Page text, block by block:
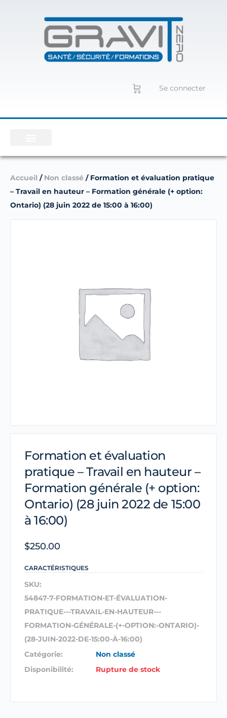
Se connecter
Accueil / Non classé / Formation et évaluation pratique
– Travail en hauteur – Formation générale (+ option:
Ontario) (28 juin 2022 de 15:00 à 16:00)
Formation et évaluation
pratique – Travail en hauteur –
Formation générale (+ option:
Ontario) (28 juin 2022 de 15:00
à 16:00)
$250.00
CARACTÉRISTIQUES
SKU:
54847-7-FORMATION-ET-ÉVALUATION-
PRATIQUE---TRAVAIL-EN-HAUTEUR---
FORMATION-GÉNÉRALE-(+-OPTION:-ONTARIO)-
(28-JUIN-2022-DE-15:00-À-16:00)
Catégorie:
Non classé
Disponibilité:
Rupture de stock